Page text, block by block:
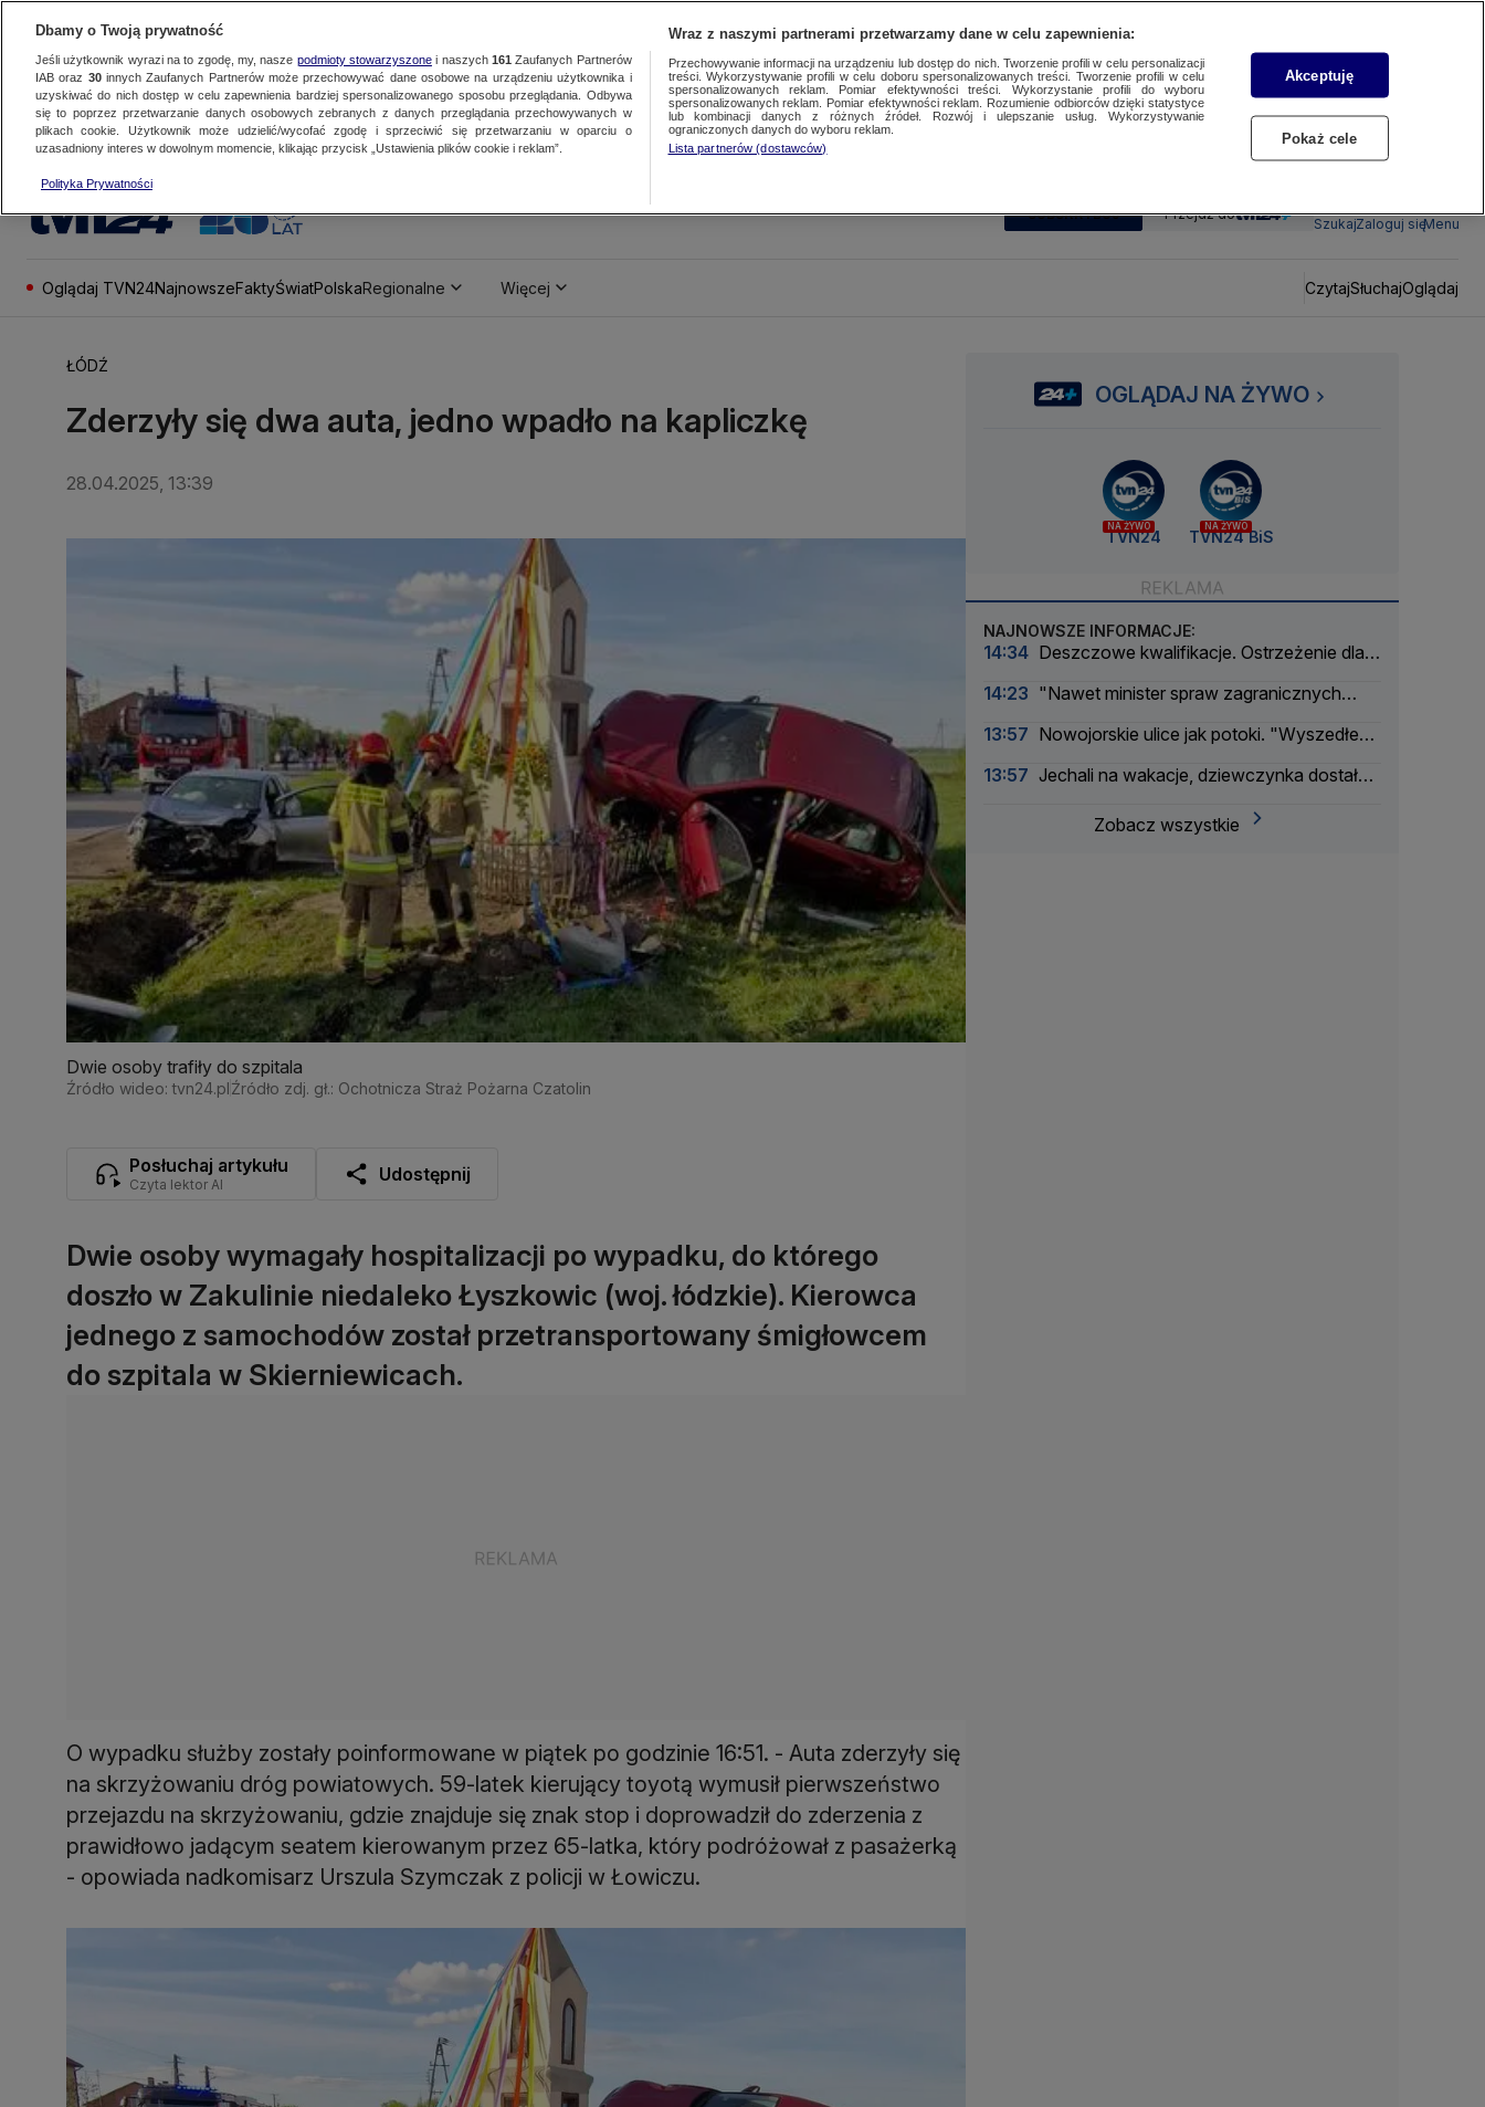
SUBSKRYBUJ Przejdź do
SzukajZaloguj sięMenu
Oglądaj TVN24NajnowszeFaktyŚwiatPolskaRegionalne Więcej CzytajSłuchajOglądaj
ŁÓDŹ
Zderzyły się dwa auta, jedno wpadło na kapliczkę
28.04.2025, 13:39
Dwie osoby trafiły do szpitala
Źródło wideo: tvn24.plŹródło zdj. gł.: Ochotnicza Straż Pożarna Czatolin
Posłuchaj artykułu
Czyta lektor AI Udostępnij
Dwie osoby wymagały hospitalizacji po wypadku, do którego
doszło w Zakulinie niedaleko Łyszkowic (woj. łódzkie). Kierowca
jednego z samochodów został przetransportowany śmigłowcem
do szpitala w Skierniewicach.
O wypadku służby zostały poinformowane w piątek po godzinie 16:51. - Auta zderzyły się
na skrzyżowaniu dróg powiatowych. 59-latek kierujący toyotą wymusił pierwszeństwo
przejazdu na skrzyżowaniu, gdzie znajduje się znak stop i doprowadził do zderzenia z
prawidłowo jadącym seatem kierowanym przez 65-latka, który podróżował z pasażerką
- opowiada nadkomisarz Urszula Szymczak z policji w Łowiczu.
OGLĄDAJ NA ŻYWO
NA ŻYWO
TVN24
NA ŻYWO
TVN24 BiS
NAJNOWSZE INFORMACJE:
14:34 Deszczowe kwalifikacje. Ostrzeżenie dla
14:23 "Nawet minister spraw zagranicznych
13:57 Nowojorskie ulice jak potoki. "Wyszedłem
13:57 Jechali na wakacje, dziewczynka dostała
Zobacz wszystkie
Dbamy o Twoją prywatność
Jeśli użytkownik wyrazi na to zgodę, my, nasze podmioty stowarzyszonei naszych 161 Zaufanych Partnerów
IAB oraz 30innych Zaufanych Partnerów może przechowywać dane osobowe na urządzeniu użytkownika i
uzyskiwać do nich dostęp w celu zapewnienia bardziej spersonalizowanego sposobu przeglądania. Odbywa
się to poprzez przetwarzanie danych osobowych zebranych z danych przeglądania przechowywanych w
plikach cookie. Użytkownik może udzielić/wycofać zgodę i sprzeciwić się przetwarzaniu w oparciu o
uzasadniony interes w dowolnym momencie, klikając przycisk „Ustawienia plików cookie i reklam”.
Polityka Prywatności
Wraz z naszymi partnerami przetwarzamy dane w celu zapewnienia:
Przechowywanie informacji na urządzeniu lub dostęp do nich. Tworzenie profili w celu personalizacji
treści. Wykorzystywanie profili w celu doboru spersonalizowanych treści. Tworzenie profili w celu
spersonalizowanych reklam. Pomiar efektywności treści. Wykorzystanie profili do wyboru
spersonalizowanych reklam. Pomiar efektywności reklam. Rozumienie odbiorców dzięki statystyce
lub kombinacji danych z różnych źródeł. Rozwój i ulepszanie usług. Wykorzystywanie
ograniczonych danych do wyboru reklam.
Lista partnerów (dostawców)
Akceptuję
Pokaż cele